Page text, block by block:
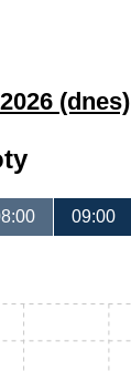
(dnes)
09:00